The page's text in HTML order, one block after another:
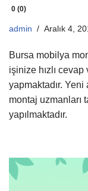
0 (0)
admin Aralık 4,
Bursa mobilya
işinize hızlı
yapmaktadır. Yeni
montaj uzmanları
yapılmaktadır.